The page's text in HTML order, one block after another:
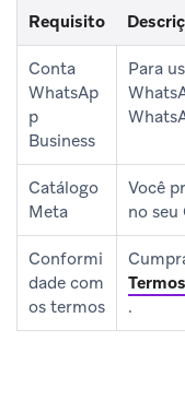
Requisito
Conta
WhatsAp
p
Business
Para
Catálogo
Meta
Você
no seu
Conformi
dade com
os termos
.